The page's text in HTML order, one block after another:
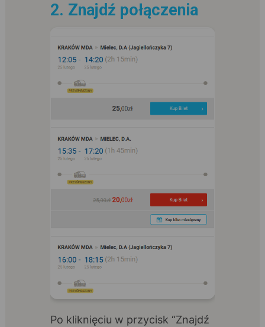
2. Znajdź połączenia
Po kliknięciu w przycisk “Znajdź